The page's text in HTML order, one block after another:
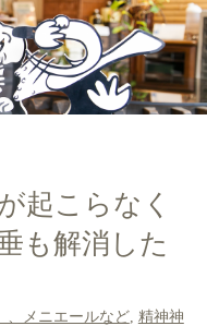
起こらなく
も解消した
、メニエールなど, 精神神